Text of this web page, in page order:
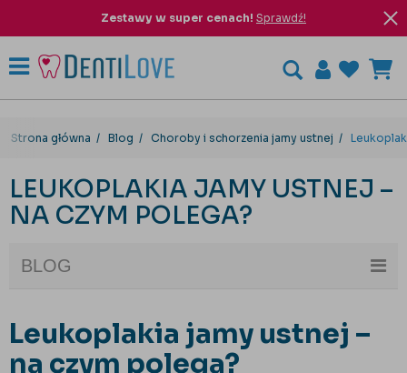
Zestawy w super cenach! Sprawdź!
Strona główna Blog Choroby i schorzenia jamy ustnej
LEUKOPLAKIA JAMY USTNEJ –
NA CZYM POLEGA?
BLOG
Leukoplakia jamy ustnej –
na czym polega?